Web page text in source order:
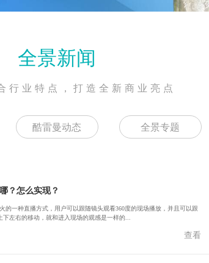
全景新闻
行业特点，打造全新商业亮点
酷雷曼动态 全景专题
？怎么实现？
的一种直播方式，用户可以跟随镜头观看360度的现场播放，并且可以跟
下左右的移动，就和进入现场的观感是一样的...
查看